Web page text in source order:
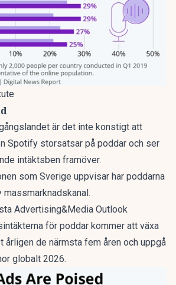
är det inte konstigt att
Spotify storsatsar på poddar och ser
intäktsben framöver.
som Sverige uppvisar har poddarna
Advertising&Media Outlook
för poddar kommer att växa
årligen de närmsta fem åren och uppgå
globalt 2026.